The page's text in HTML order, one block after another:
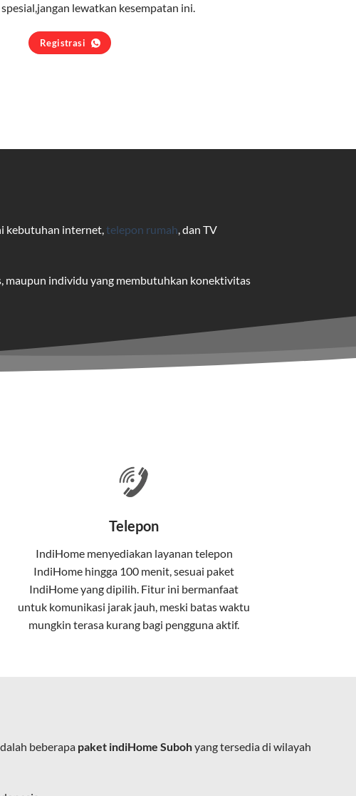
lewatkan kesempatan ini.
Registrasi
kebutuhan internet, telepon rumah , dan TV
maupun individu yang membutuhkan konektivitas
untuk pengguna rumah dan bisnis.
kabel tembaga atau DSL.
Telepon
IndiHome menyediakan layanan telepon
IndiHome hingga 100 menit, sesuai paket
IndiHome yang dipilih. Fitur ini bermanfaat
untuk komunikasi jarak jauh, meski batas waktu
mungkin terasa kurang bagi pengguna aktif.
beberapa paket indiHome Subohyang tersedia di wilayah